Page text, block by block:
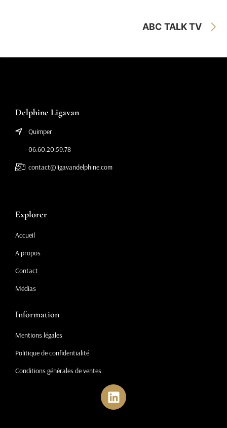
ABC TALK TV
Delphine Ligavan
Quimper
06.60.20.59.78
contact@ligavandelphine.com
Explorer
Accueil
A propos
Contact
Médias
Information
Mentions légales
Politique de confidentialité
Conditions générales de ventes